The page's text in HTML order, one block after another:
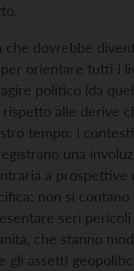
che dovrebbe
orientare tutti i
politico (da
alle derive
tempo: i contesti
una
a prospettive
non si contano
seri
che stanno
gli assetti